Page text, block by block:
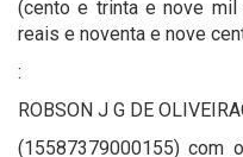
(cento e trinta e nove
reais e noventa e nove
:
ROBSON J G DE
(15587379000155) com